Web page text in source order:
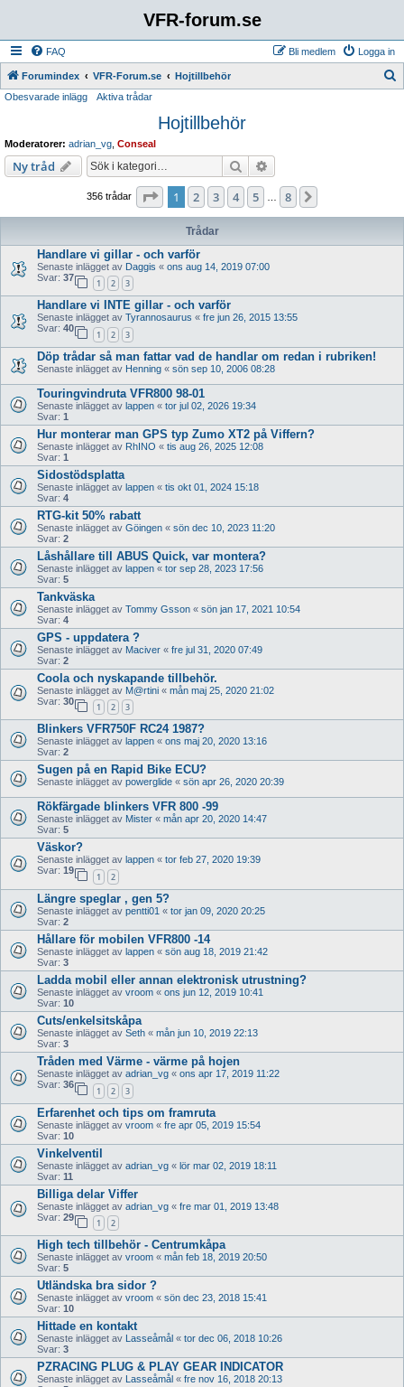
VFR-forum.se
FAQ Logga in
Bli medlem
Forumindex VFR-Forum.se Hojtillbehör
Obesvarade inlägg Aktiva trådar
Hojtillbehör
Moderatorer: adrian_vg Conseal
Ny tråd Sök
356 trådar Sida av 8
1 2 3 4 5 8
Trådar
Handlare vi gillar - och varför
Senaste inlägget av Daggis « ons aug 14, 2019 07:00
Svar: 37
1 2 3
Handlare vi INTE gillar - och varför
Senaste inlägget av Tyrannosaurus « fre jun 26, 2015 13:55
Svar: 40
1 2 3
Döp trådar så man fattar vad de handlar om redan i rubriken!
Senaste inlägget av Henning « sön sep 10, 2006 08:28
Touringvindruta VFR800 98-01
Senaste inlägget av lappen « tor jul 02, 2026 19:34
Svar: 1
Hur monterar man GPS typ Zumo XT2 på Viffern?
Senaste inlägget av RhINO « tis aug 26, 2025 12:08
Svar: 1
Sidostödsplatta
Senaste inlägget av lappen « tis okt 01, 2024 15:18
Svar: 4
RTG-kit 50% rabatt
Senaste inlägget av Göingen « sön dec 10, 2023 11:20
Svar: 2
Låshållare till ABUS Quick, var montera?
Senaste inlägget av lappen « tor sep 28, 2023 17:56
Svar: 5
Tankväska
Senaste inlägget av Tommy Gsson « sön jan 17, 2021 10:54
Svar: 4
GPS - uppdatera ?
Senaste inlägget av Maciver « fre jul 31, 2020 07:49
Svar: 2
Coola och nyskapande tillbehör.
Senaste inlägget av M@rtini « mån maj 25, 2020 21:02
Svar: 30
1 2 3
Blinkers VFR750F RC24 1987?
Senaste inlägget av lappen « ons maj 20, 2020 13:16
Svar: 2
Sugen på en Rapid Bike ECU?
Senaste inlägget av powerglide « sön apr 26, 2020 20:39
Rökfärgade blinkers VFR 800 -99
Senaste inlägget av Mister « mån apr 20, 2020 14:47
Svar: 5
Väskor?
Senaste inlägget av lappen « tor feb 27, 2020 19:39
Svar: 19
1 2
Längre speglar , gen 5?
Senaste inlägget av pentti01 « tor jan 09, 2020 20:25
Svar: 2
Hållare för mobilen VFR800 -14
Senaste inlägget av lappen « sön aug 18, 2019 21:42
Svar: 3
Ladda mobil eller annan elektronisk utrustning?
Senaste inlägget av vroom « ons jun 12, 2019 10:41
Svar: 10
Cuts/enkelsitskåpa
Senaste inlägget av Seth « mån jun 10, 2019 22:13
Svar: 3
Tråden med Värme - värme på hojen
Senaste inlägget av adrian_vg « ons apr 17, 2019 11:22
Svar: 36
1 2 3
Erfarenhet och tips om framruta
Senaste inlägget av vroom « fre apr 05, 2019 15:54
Svar: 10
Vinkelventil
Senaste inlägget av adrian_vg « lör mar 02, 2019 18:11
Svar: 11
Billiga delar Viffer
Senaste inlägget av adrian_vg « fre mar 01, 2019 13:48
Svar: 29
1 2
High tech tillbehör - Centrumkåpa
Senaste inlägget av vroom « mån feb 18, 2019 20:50
Svar: 5
Utländska bra sidor ?
Senaste inlägget av vroom « sön dec 23, 2018 15:41
Svar: 10
Hittade en kontakt
Senaste inlägget av Lasseåmål « tor dec 06, 2018 10:26
Svar: 3
PZRACING PLUG & PLAY GEAR INDICATOR
Senaste inlägget av Lasseåmål « fre nov 16, 2018 20:13